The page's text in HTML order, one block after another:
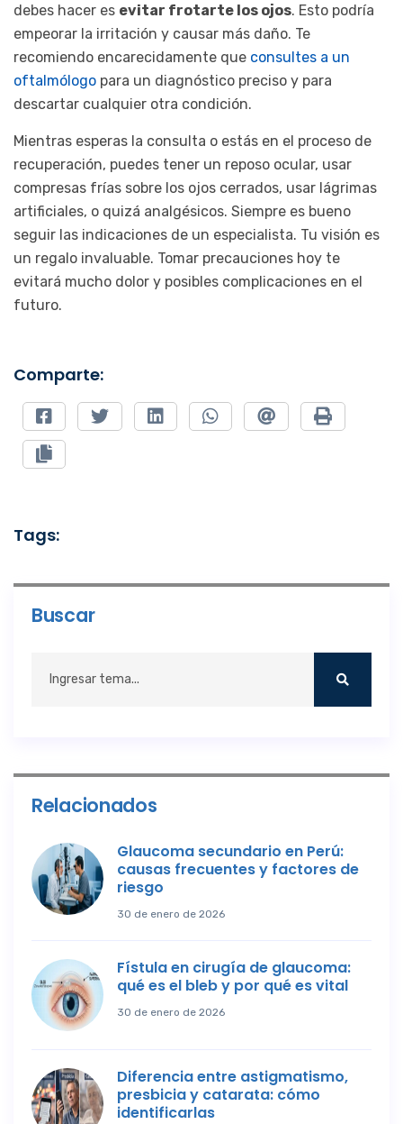
debes hacer es evitar frotarte los ojos. Esto podría
empeorar la irritación y causar más daño. Te
recomiendo encarecidamente que consultes a un
oftalmólogo para un diagnóstico preciso y para
descartar cualquier otra condición.
Mientras esperas la consulta o estás en el proceso de
recuperación, puedes tener un reposo ocular, usar
compresas frías sobre los ojos cerrados, usar lágrimas
artificiales, o quizá analgésicos. Siempre es bueno
seguir las indicaciones de un especialista. Tu visión es
un regalo invaluable. Tomar precauciones hoy te
evitará mucho dolor y posibles complicaciones en el
futuro.
Comparte:
Tags:
Buscar
Relacionados
Glaucoma secundario en Perú:
causas frecuentes y factores de
riesgo
30 de enero de 2026
Fístula en cirugía de glaucoma:
qué es el bleb y por qué es vital
30 de enero de 2026
Diferencia entre astigmatismo,
presbicia y catarata: cómo
identificarlas